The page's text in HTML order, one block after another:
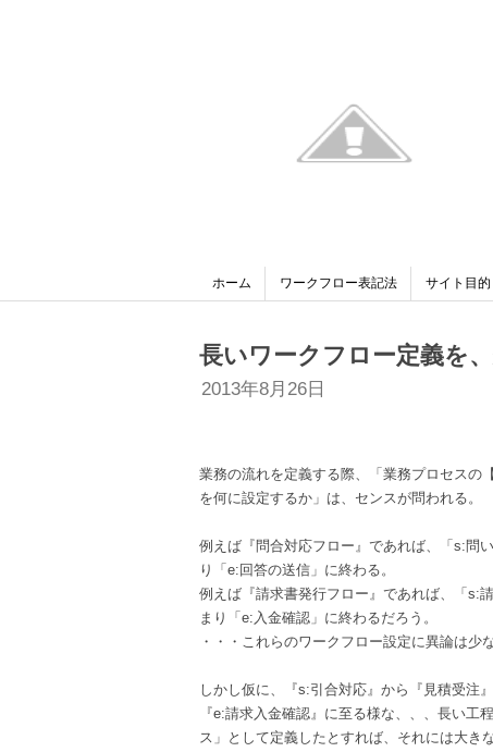
ホーム ワークフロー表記法 サイト目的
長いワークフロー定義を
2013年8月26日
業務の流れを定義する際、「業務プロセスの
を何に設定するか」は、センスが問われる。
例えば『問合対応フロー』であれば、「s:問
り「e:回答の送信」に終わる。
例えば『請求書発行フロー』であれば、「s:
まり「e:入金確認」に終わるだろう。
・・・これらのワークフロー設定に異論は少な
しかし仮に、『s:引合対応』から『見積受注
『e:請求入金確認』に至る様な、、、長い工
ス」として定義したとすれば、それには大き